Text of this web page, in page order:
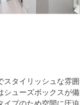
スタイリッシュな雰囲
シューズボックスが
イプのため空間に圧